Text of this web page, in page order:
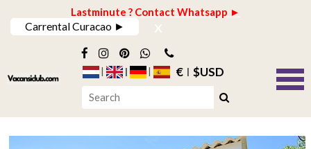
Lastminute ? Contact Whatsapp ►
Carrental Curacao ► x
€ $USD